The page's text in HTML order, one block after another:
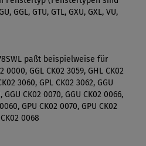
GGL, GTU, GTL, GXU, GXL, VU,
paßt beispielweise für
GGL CK02 3059, GHL CK02
3060, GPL CK02 3062, GGU
CK02 0070, GGU CK02 0066,
GPU CK02 0070, GPU CK02
0068